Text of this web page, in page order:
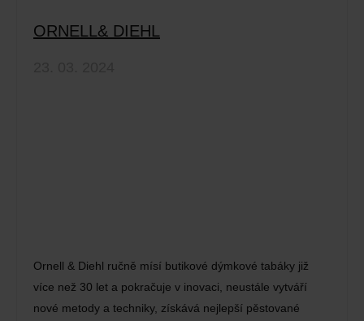
ORNELL& DIEHL
Ornell & Diehl ručně mísí butikové dýmkové tabáky již
více než 30 let a pokračuje v inovaci, neustále vytváří
nové metody a techniky, získává nejlepší pěstované